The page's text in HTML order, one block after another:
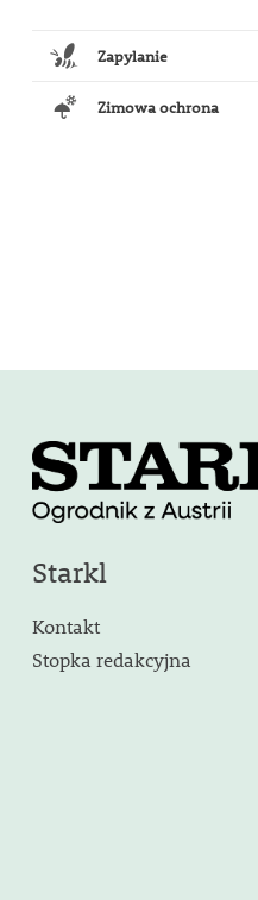
Zapylanie
Zimowa ochrona
Starkl
Kontakt
Stopka redakcyjna